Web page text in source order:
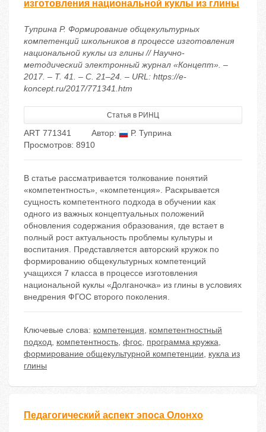
изготовления национальной куклы из глины
Туприна Р. Формирование общекультурных
компетенций школьников в процессе изготовления
национальной куклы из глины // Научно-
методический электронный журнал «Концепт». –
2017. – Т. 41. – С. 21–24. – URL: https://e-
koncept.ru/2017/771341.htm
Статья в РИНЦ
ART 771341 Автор:
Р. Туприна
Просмотров: 8910
В статье рассматривается толкование понятий
«компетентность», «компетенция». Раскрывается
сущность компетентного подхода в обучении как
одного из важных концептуальных положений
обновления содержания образования, где встает в
полный рост актуальность проблемы культуры и
воспитания. Представляется авторский кружок по
формированию общекультурных компетенций
учащихся 7 класса в процессе изготовления
национальной куклы «Долганочка» из глины в условиях
внедрения ФГОС второго поколения.
Ключевые слова: компетенция, компетентностный
подход, компетентность, фгос, программа кружка,
формирование общекультурной компетенции, кукла из
глины
Педагогический аспект эпоса Олонхо